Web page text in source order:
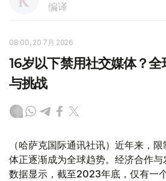
编译
08:00, 20 7月 2026
16岁以下禁用社交媒体？
与挑战
（哈萨克国际通讯社讯）近年来，
体正逐渐成为全球趋势。经济合作
数据显示，截至2023年底，仅有一